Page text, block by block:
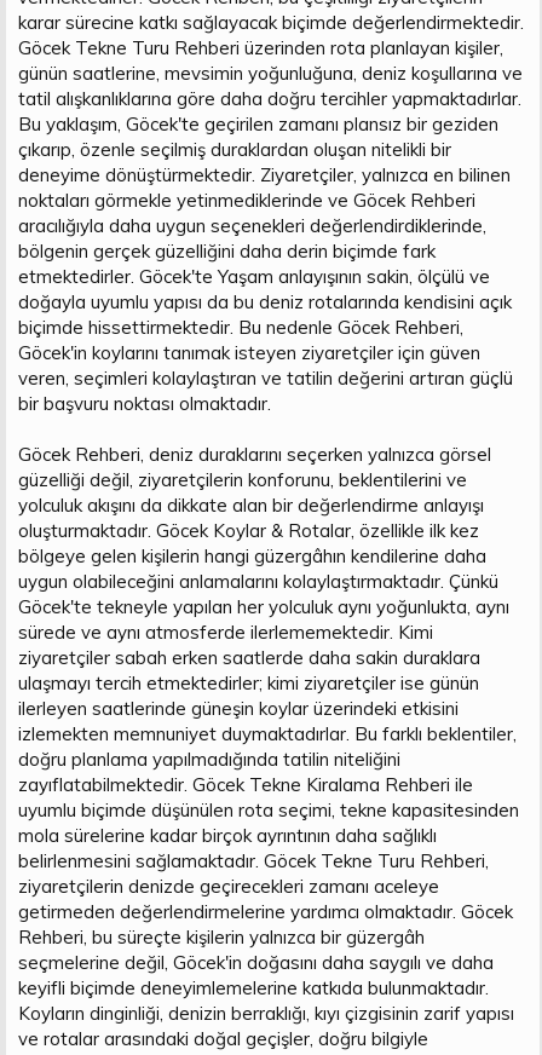
karar sürecine katkı sağlayacak biçimde değerlendirmektedir.
Göcek Tekne Turu Rehberi üzerinden rota planlayan kişiler,
günün saatlerine, mevsimin yoğunluğuna, deniz koşullarına ve
tatil alışkanlıklarına göre daha doğru tercihler yapmaktadırlar.
Bu yaklaşım, Göcek'te geçirilen zamanı plansız bir geziden
çıkarıp, özenle seçilmiş duraklardan oluşan nitelikli bir
deneyime dönüştürmektedir. Ziyaretçiler, yalnızca en bilinen
noktaları görmekle yetinmediklerinde ve Göcek Rehberi
aracılığıyla daha uygun seçenekleri değerlendirdiklerinde,
bölgenin gerçek güzelliğini daha derin biçimde fark
etmektedirler. Göcek'te Yaşam anlayışının sakin, ölçülü ve
doğayla uyumlu yapısı da bu deniz rotalarında kendisini açık
biçimde hissettirmektedir. Bu nedenle Göcek Rehberi,
Göcek'in koylarını tanımak isteyen ziyaretçiler için güven
veren, seçimleri kolaylaştıran ve tatilin değerini artıran güçlü
bir başvuru noktası olmaktadır.
Göcek Rehberi, deniz duraklarını seçerken yalnızca görsel
güzelliği değil, ziyaretçilerin konforunu, beklentilerini ve
yolculuk akışını da dikkate alan bir değerlendirme anlayışı
oluşturmaktadır. Göcek Koylar & Rotalar, özellikle ilk kez
bölgeye gelen kişilerin hangi güzergâhın kendilerine daha
uygun olabileceğini anlamalarını kolaylaştırmaktadır. Çünkü
Göcek'te tekneyle yapılan her yolculuk aynı yoğunlukta, aynı
sürede ve aynı atmosferde ilerlememektedir. Kimi
ziyaretçiler sabah erken saatlerde daha sakin duraklara
ulaşmayı tercih etmektedirler; kimi ziyaretçiler ise günün
ilerleyen saatlerinde güneşin koylar üzerindeki etkisini
izlemekten memnuniyet duymaktadırlar. Bu farklı beklentiler,
doğru planlama yapılmadığında tatilin niteliğini
zayıflatabilmektedir. Göcek Tekne Kiralama Rehberi ile
uyumlu biçimde düşünülen rota seçimi, tekne kapasitesinden
mola sürelerine kadar birçok ayrıntının daha sağlıklı
belirlenmesini sağlamaktadır. Göcek Tekne Turu Rehberi,
ziyaretçilerin denizde geçirecekleri zamanı aceleye
getirmeden değerlendirmelerine yardımcı olmaktadır. Göcek
Rehberi, bu süreçte kişilerin yalnızca bir güzergâh
seçmelerine değil, Göcek'in doğasını daha saygılı ve daha
keyifli biçimde deneyimlemelerine katkıda bulunmaktadır.
Koyların dinginliği, denizin berraklığı, kıyı çizgisinin zarif yapısı
ve rotalar arasındaki doğal geçişler, doğru bilgiyle